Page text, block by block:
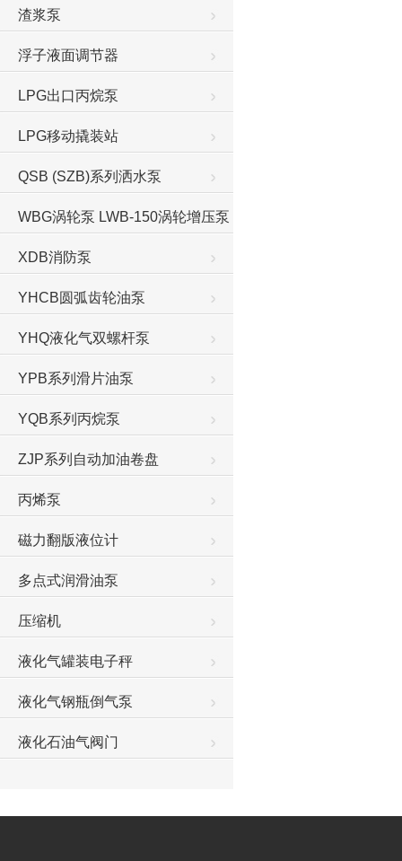
渣浆泵
浮子液面调节器
LPG出口丙烷泵
LPG移动撬装站
QSB (SZB)系列洒水泵
WBG涡轮泵 LWB-150涡轮增压泵
XDB消防泵
YHCB圆弧齿轮油泵
YHQ液化气双螺杆泵
YPB系列滑片油泵
YQB系列丙烷泵
ZJP系列自动加油卷盘
丙烯泵
磁力翻版液位计
多点式润滑油泵
压缩机
液化气罐装电子秤
液化气钢瓶倒气泵
液化石油气阀门